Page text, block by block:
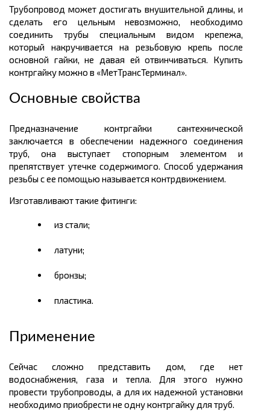
Трубопровод может достигать внушительной длины, и
сделать его цельным невозможно, необходимо
соединить трубы специальным видом крепежа,
который накручивается на резьбовую крепь после
основной гайки, не давая ей отвинчиваться. Купить
контргайку можно в «МетТрансТерминал».
Основные свойства
Предназначение контргайки сантехнической
заключается в обеспечении надежного соединения
труб, она выступает стопорным элементом и
препятствует утечке содержимого. Способ удержания
резьбы с ее помощью называется контрдвижением.
Изготавливают такие фитинги:
из стали;
латуни;
бронзы;
пластика.
Применение
Сейчас сложно представить дом, где нет
водоснабжения, газа и тепла. Для этого нужно
провести трубопроводы, а для их надежной установки
необходимо приобрести не одну контргайку для труб.